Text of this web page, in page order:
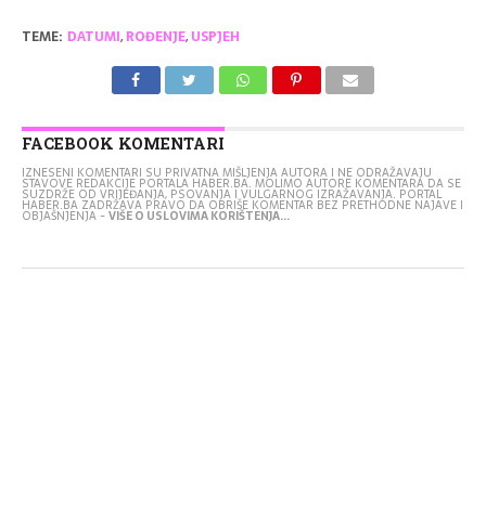
TEME: DATUMI, ROĐENJE, USPJEH
FACEBOOK KOMENTARI
IZNESENI KOMENTARI SU PRIVATNA MIŠLJENJA AUTORA I NE ODRAŽAVAJU
STAVOVE REDAKCIJE PORTALA HABER.BA. MOLIMO AUTORE KOMENTARA DA SE
SUZDRŽE OD VRIJEĐANJA, PSOVANJA I VULGARNOG IZRAŽAVANJA. PORTAL
HABER.BA ZADRŽAVA PRAVO DA OBRIŠE KOMENTAR BEZ PRETHODNE NAJAVE I
OBJAŠNJENJA -VIŠE O USLOVIMA KORIŠTENJA...